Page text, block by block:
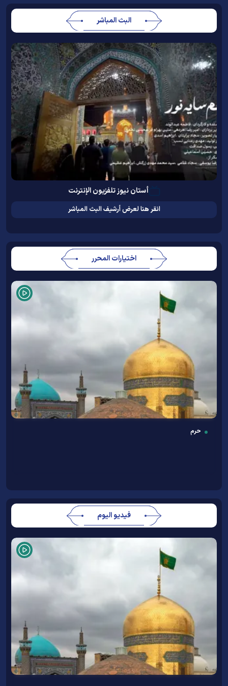
البث المباشر
أستان نيوز تلفزيون الإنترنت
انقر هنا لعرض أرشيف البث المباشر
اختيارات المحرر
حرم
فيديو اليوم